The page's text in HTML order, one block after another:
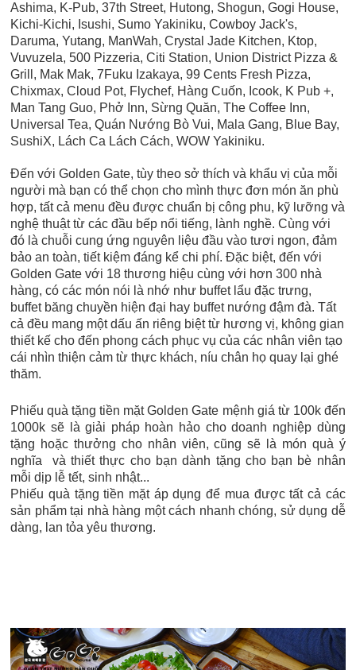
Ashima, K-Pub, 37th Street, Hutong, Shogun, Gogi House,
Kichi-Kichi, Isushi, Sumo Yakiniku, Cowboy Jack's,
Daruma, Yutang, ManWah, Crystal Jade Kitchen, Ktop,
Vuvuzela, 500 Pizzeria, Citi Station, Union District Pizza &
Grill, Mak Mak, 7Fuku Izakaya, 99 Cents Fresh Pizza,
Chixmax, Cloud Pot, Flychef, Hàng Cuốn, Icook, K Pub +,
Man Tang Guo, Phở Inn, Sừng Quăn, The Coffee Inn,
Universal Tea,Quán Nướng Bò Vui, Mala Gang, Blue Bay,
SushiX, Lách Ca Lách Cách, WOW Yakiniku.
Đến với Golden Gate, tùy theo sở thích và khẩu vị của mỗi
người mà bạn có thể chọn cho mình thực đơn món ăn phù
hợp, tất cả menu đều được chuẩn bị công phu, kỹ lưỡng và
nghệ thuật từ các đầu bếp nổi tiếng, lành nghề. Cùng với
đó là chuỗi cung ứng nguyên liệu đầu vào tươi ngon, đảm
bảo an toàn, tiết kiệm đáng kể chi phí. Đặc biệt, đến với
Golden Gate với 18 thương hiệu cùng với hơn 300 nhà
hàng, có các món nói là nhớ như buffet lẩu đặc trưng,
buffet băng chuyền hiện đại hay buffet nướng đậm đà. Tất
cả đều mang một dấu ấn riêng biệt từ hương vị, không gian
thiết kế cho đến phong cách phục vụ của các nhân viên tạo
cái nhìn thiện cảm từ thực khách, níu chân họ quay lại ghé
thăm.
Phiếu quà tặng tiền mặt Golden Gate mệnh giá từ 100k đến
1000k sẽ là giải pháp hoàn hảo cho doanh nghiệp dùng
tặng hoặc thưởng cho nhân viên, cũng sẽ là món quà ý
nghĩa và thiết thực cho bạn dành tặng cho bạn bè nhân
mỗi dịp lễ tết, sinh nhật...
Phiếu quà tặng tiền mặt áp dụng để mua được tất cả các
sản phẩm tại nhà hàng một cách nhanh chóng, sử dụng dễ
dàng, lan tỏa yêu thương.